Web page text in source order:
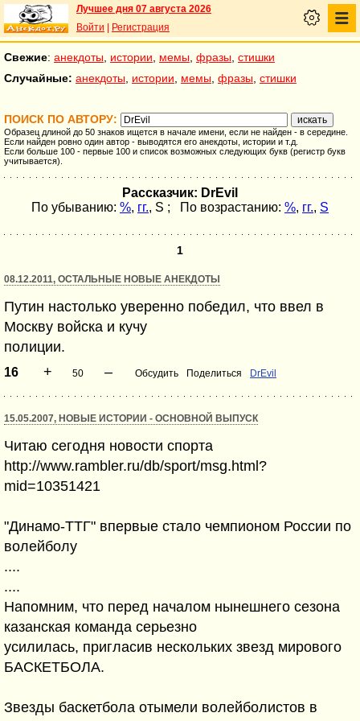
Лучшее дня 07 августа 2026
Войти
Регистрация
Свежие: анекдоты истории мемы фразы стишки
Случайные: анекдоты истории мемы фразы стишки
ПОИСК ПО АВТОРУ:
Образец длиной до 50 знаков ищется в начале имени, если не найден - в середине.
Если найден ровно один автор - выводятся его анекдоты, истории и т.д.
Если больше 100 - первые 100 и список возможных следующих букв (регистр букв
учитывается).
Рассказчик: DrEvil
По убыванию: %, гг., S ; По возрастанию: %, гг., S
1
08.12.2011, ОСТАЛЬНЫЕ НОВЫЕ АНЕКДОТЫ
Путин настолько уверенно победил, что ввел в
Москву войска и кучу
полиции.
16 + 50 – Обсудить Поделиться DrEvil
15.05.2007, НОВЫЕ ИСТОРИИ - ОСНОВНОЙ ВЫПУСК
Читаю сегодня новости спорта
http://www.rambler.ru/db/sport/msg.html?
mid=10351421
"Динамо-ТТГ" впервые стало чемпионом России по
волейболу
....
....
Напомним, что перед началом нынешнего сезона
казанская команда серьезно
усилилась, пригласив нескольких звезд мирового
БАСКЕТБОЛА.
Звезды баскетбола отымели волейболистов в